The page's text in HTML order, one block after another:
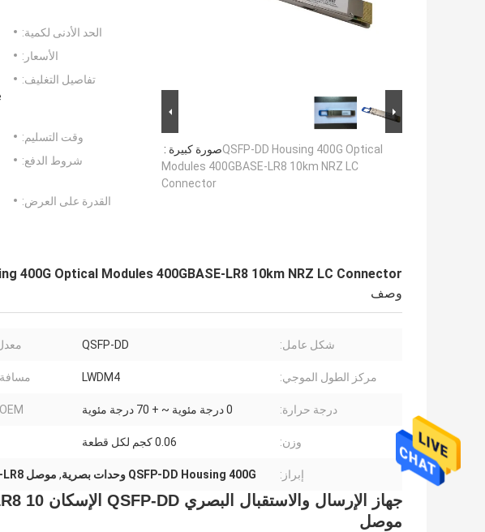
صورة كبيرة :QSFP-DD Housing 400G Optical
Modules 400GBASE-LR8 10km NRZ LC
Connector
الحد الأدنى لكمية:
الأسعار:
تفاصيل التغليف:
وقت التسليم:
شروط الدفع:
القدرة على العرض:
400G Optical Modules 400GBASE-LR8 10km NRZ LC Connector
وصف
شكل عامل: QSFP-DD
مركز الطول الموجي: LWDM4 مسافة
درجة حرارة: 0 درجة مئوية ~ + 70 درجة مئوية OEM أو ODM:
وزن: 0.06 كجم لكل قطعة
إبراز: QSFP-DD Housing 400G وحدات بصرية , موصل qsfp lc 400GBASE-LR8
موصل